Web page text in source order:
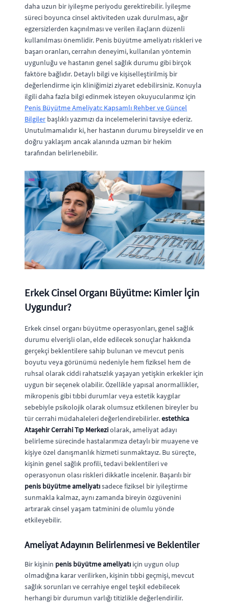
daha uzun bir iyileşme periyodu gerektirebilir. İyileşme
süreci boyunca cinsel aktiviteden uzak durulması, ağır
egzersizlerden kaçınılması ve verilen ilaçların düzenli
kullanılması önemlidir. Penis büyütme ameliyatı riskleri ve
başarı oranları, cerrahın deneyimi, kullanılan yöntemin
uygunluğu ve hastanın genel sağlık durumu gibi birçok
faktöre bağlıdır. Detaylı bilgi ve kişiselleştirilmiş bir
değerlendirme için kliniğimizi ziyaret edebilirsiniz. Konuyla
ilgili daha fazla bilgi edinmek isteyen okuyucularımız için
Penis Büyütme Ameliyatı: Kapsamlı Rehber ve Güncel
Bilgiler başlıklı yazımızı da incelemelerini tavsiye ederiz.
Unutulmamalıdır ki, her hastanın durumu bireyseldir ve en
doğru yaklaşım ancak alanında uzman bir hekim
tarafından belirlenebilir.
Erkek Cinsel Organı Büyütme: Kimler İçin
Uygundur?
Erkek cinsel organı büyütme operasyonları, genel sağlık
durumu elverişli olan, elde edilecek sonuçlar hakkında
gerçekçi beklentilere sahip bulunan ve mevcut penis
boyutu veya görünümü nedeniyle hem fiziksel hem de
ruhsal olarak ciddi rahatsızlık yaşayan yetişkin erkekler için
uygun bir seçenek olabilir. Özellikle yapısal anormallikler,
mikropenis gibi tıbbi durumlar veya estetik kaygılar
sebebiyle psikolojik olarak olumsuz etkilenen bireyler bu
tür cerrahi müdahaleleri değerlendirebilirler.estethica
Ataşehir Cerrahi Tıp Merkeziolarak, ameliyat adayı
belirleme sürecinde hastalarımıza detaylı bir muayene ve
kişiye özel danışmanlık hizmeti sunmaktayız. Bu süreçte,
kişinin genel sağlık profili, tedavi beklentileri ve
operasyonun olası riskleri dikkatle incelenir. Başarılı bir
penis büyütme ameliyatısadece fiziksel bir iyileştirme
sunmakla kalmaz, aynı zamanda bireyin özgüvenini
artırarak cinsel yaşam tatminini de olumlu yönde
etkileyebilir.
Ameliyat Adayının Belirlenmesi ve Beklentiler
Bir kişinin penis büyütme ameliyatı için uygun olup
olmadığına karar verilirken, kişinin tıbbi geçmişi, mevcut
sağlık sorunları ve cerrahiye engel teşkil edebilecek
herhangi bir durumun varlığı titizlikle değerlendirilir.